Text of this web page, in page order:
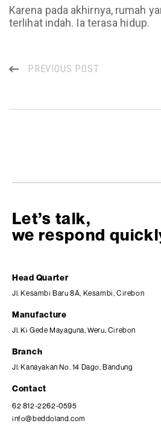
Karena pada akhirnya, rumah
terlihat indah. Ia terasa hidup.
PREVIOUS POST
Let’s talk,
we respond
Head Quarter
Jl. Kesambi Baru 8A, Kesambi, Cirebon
Manufacture
Jl. Ki Gede Mayaguna, Weru, Cirebon
Branch
Jl. Kanayakan No. 14 Dago, Bandung
Contact
62 812-2262-0595
info@beddoland.com